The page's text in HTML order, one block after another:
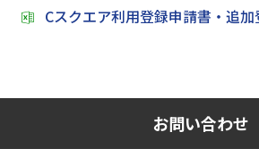
Cスクエア利用登録申請書・追
お問い合わせ